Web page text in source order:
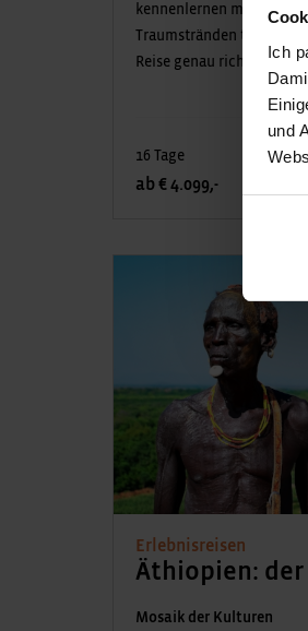
Ich
und
kennenlernen möchte
Traumstränden träumen
Reise genau richtig!
16 Tage
ab € 4.099,-
Erlebnisreisen
Äthiopien: der
Mosaik der Kulturen